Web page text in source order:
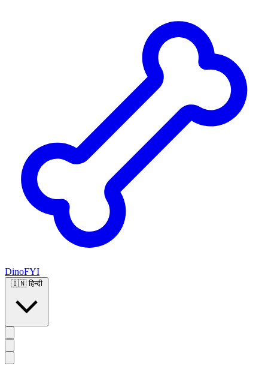
DinoFYI
🇮🇳 हिन्दी